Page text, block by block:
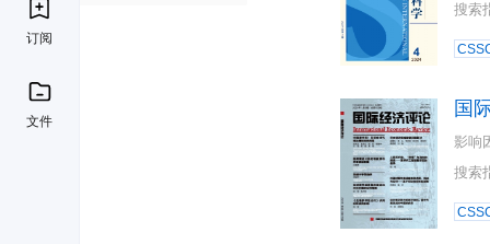
订阅
文件
搜索
国
影响
搜索